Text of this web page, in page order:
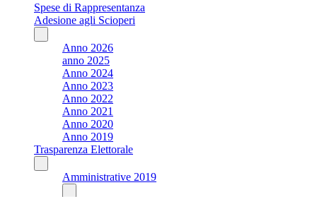
Spese di Rappresentanza
Adesione agli Scioperi
Anno 2026
anno 2025
Anno 2024
Anno 2023
Anno 2022
Anno 2021
Anno 2020
Anno 2019
Trasparenza Elettorale
Amministrative 2019